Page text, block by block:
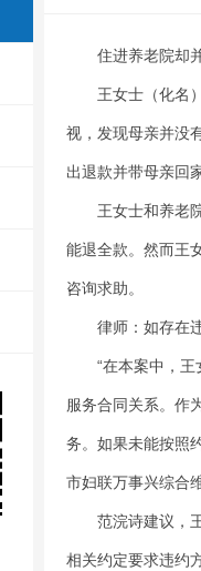
住进养老院却并
王女士（化名）
视，发现母亲并没
出退款并带母亲回
王女士和养老院
能退全款。然而王
咨询求助。
律师：如存在违
“在本案中，王女
服务合同关系。作
务。如果未能按照
市妇联万事兴综合
范浣诗建议，王
相关约定要求违约